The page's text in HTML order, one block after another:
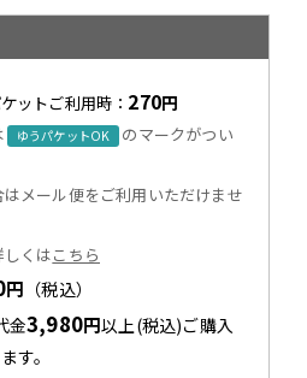
ットご利用時： 270円
ゆうパケットOK
のマークがつい
メール便をご利用いただけませ
くはこちら
円 （税込）
金3,980円以上(税込)ご購入
す。